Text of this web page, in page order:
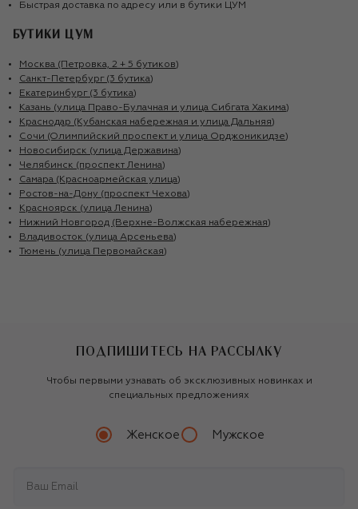
Быстрая доставка по адресу или в бутики ЦУМ
БУТИКИ ЦУМ
Москва (Петровка, 2 + 5 бутиков)
Санкт-Петербург (3 бутика)
Екатеринбург (3 бутика)
Казань (улица Право-Булачная и улица Сибгата Хакима)
Краснодар (Кубанская набережная и улица Дальняя)
Сочи (Олимпийский проспект и улица Орджоникидзе)
Новосибирск (улица Державина)
Челябинск (проспект Ленина)
Самара (Красноармейская улица)
Ростов-на-Дону (проспект Чехова)
Красноярск (улица Ленина)
Нижний Новгород (Верхне-Волжская набережная)
Владивосток (улица Арсеньева)
Тюмень (улица Первомайская)
ПОДПИШИТЕСЬ НА РАССЫЛКУ
Чтобы первыми узнавать об эксклюзивных новинках и
специальных предложениях
Женское Мужское